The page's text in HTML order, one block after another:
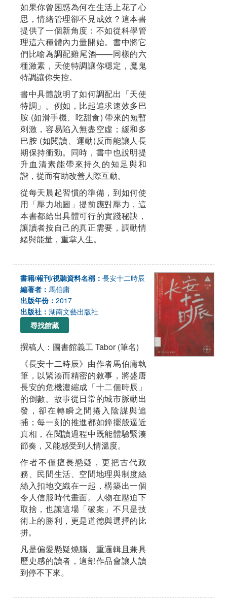
如果你曾困惑為何在生活上花了心
思，情緒管理卻不見成效？這本書
提供了一個新角度：不如從科學管
理這六種體內力量開始。書中將它
們比喻為調配雞尾酒——同樣的六
種激素，天使特調讓你穩定，魔鬼
特調讓你失控。
書中具體說明了如何調配出「天使
特調」。例如，比起追求速效多巴
胺 (如滑手機、吃甜食) 帶來的短暫
刺激，容易陷入無盡空虛；緩和多
巴胺 (如閱讀、運動)反而能讓人長
期保持衝勁。同時，書中也說明提
升血清素能帶來持久的知足與和
諧，從而有助改善人際互動。
從每天晨起習慣的準備，到如何使
用「壓力地圖」提前應對壓力，這
本書都給出具體可行的實踐秘訣，
讓讀者按自己的真正需要，調動情
緒與能量，重掌人生。
書籍/報刊/視聽資料名稱： 長安十二時辰
編著者： 馬伯庸
出版年份： 2017
出版社： 湖南文藝出版社
尋找館藏
撰稿人：圖書館義工 Tabor (筆名)
《長安十二時辰》由作者馬伯庸執
筆，以緊湊而精密的敘事，將盛唐
長安的危機濃縮成「十二個時辰」
的倒數。故事從日常的城市脈動出
發，卻在轉瞬之間捲入陰謀與追
捕；每一刻的推進都如鐘擺般逼近
真相，在閱讀過程中既能體驗緊湊
節奏，又能感受到人情溫度。
作者不僅擅長懸疑，更把古代政
務、民間生活、空間地理與制度絲
絲入扣地交織在一起，構築出一個
令人信服時代畫面。人物在壓迫下
取捨，也讓這場「破案」不只是技
術上的勝利，更是道德與選擇的比
拼。
凡是偏愛懸疑燒腦、重邏輯且兼具
歷史感的讀者，這部作品會讓人讀
到停不下來。